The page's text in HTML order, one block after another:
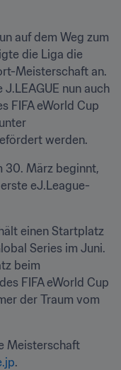
auf dem Weg zum
die Liga die
Meisterschaft an.
nun auch
FIFA eWorld Cup
werden.
30. März beginnt,
eJ.League-
einen Startplatz
Series im Juni.
beim
FIFA eWorld Cup
der Traum vom
Meisterschaft
.